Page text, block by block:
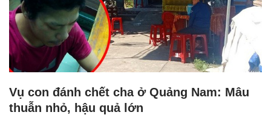
Vụ con đánh chết cha ở Quảng Nam: Mâu
thuẫn nhỏ, hậu quả lớn